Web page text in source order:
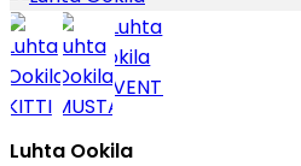
Luhta Ookila